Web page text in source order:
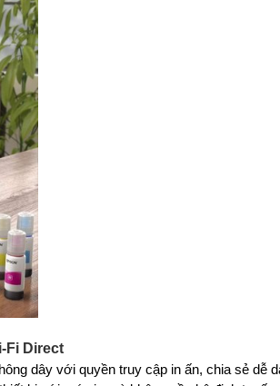
Fi Direct
dây với quyền truy cập in ấn, chia sẻ dễ